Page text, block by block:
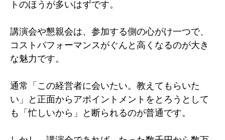
トのほうが多いはずです。
講演会や懇親会は、参加する側の心がけ一つで、
コストパフォーマンスがぐんと高くなるのが大き
な魅力です。
通常「この経営者に会いたい。教えてもらいた
い」と正面からアポイントメントをとろうとして
も「忙しいから」と断られるのが普通です。